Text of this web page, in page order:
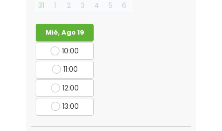
31
1 2 3 4 5 6
Mié, Ago 19
10:00
11:00
12:00
13:00